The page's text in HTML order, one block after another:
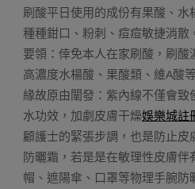
刷酸平日使用的成份有果酸、
種種鉗口、粉刺、痘痘敏捷消
要領：倖免本人在家刷酸，刷
高濃度水楊酸、果酸類、維A酸
緣故原由闡發：紫內線不僅會
水功效，加劇皮膚干燥娛樂城註
顧護士的緊張步調，也是防止
防曬霜，若是是在敏理性皮膚
帽、遮陽傘、口罩等物理手腕